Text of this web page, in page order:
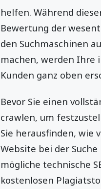
helfen. Während
Bewertung der
den Suchmaschinen
machen, werden Ihre
Kunden ganz oben
Bevor Sie einen
crawlen, um
Sie herausfinden, wie
Website bei der
mögliche technische
kostenlosen